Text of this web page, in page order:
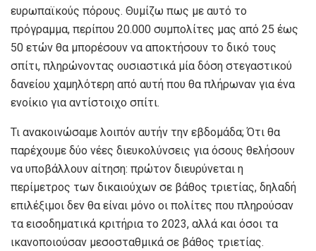
ευρωπαϊκούς πόρους. Θυμίζω πως με αυτό το
πρόγραμμα, περίπου 20.000 συμπολίτες μας από 25 έως
50 ετών θα μπορέσουν να αποκτήσουν το δικό τους
σπίτι, πληρώνοντας ουσιαστικά μία δόση στεγαστικού
δανείου χαμηλότερη από αυτή που θα πλήρωναν για ένα
ενοίκιο για αντίστοιχο σπίτι.
Τι ανακοινώσαμε λοιπόν αυτήν την εβδομάδα; Ότι θα
παρέχουμε δύο νέες διευκολύνσεις για όσους θελήσουν
να υποβάλλουν αίτηση: πρώτον διευρύνεται η
περίμετρος των δικαιούχων σε βάθος τριετίας, δηλαδή
επιλέξιμοι δεν θα είναι μόνο οι πολίτες που πληρούσαν
τα εισοδηματικά κριτήρια το 2023, αλλά και όσοι τα
ικανοποιούσαν μεσοσταθμικά σε βάθος τριετίας.